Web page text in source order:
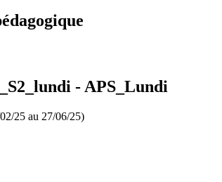
- APS_Lundi
25 au 27/06/25)